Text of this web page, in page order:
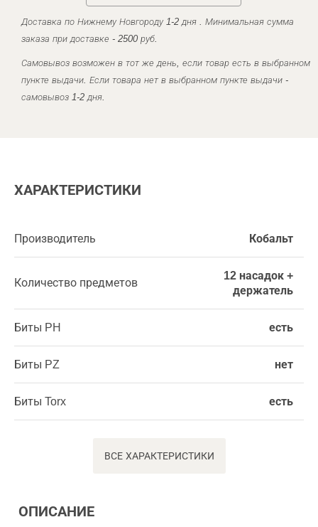
Доставка по Нижнему Новгороду 1-2 дня . Минимальная сумма
заказа при доставке - 2500 руб.
Самовывоз возможен в тот же день, если товар есть в выбранном
пункте выдачи. Если товара нет в выбранном пункте выдачи -
самовывоз 1-2 дня.
ХАРАКТЕРИСТИКИ
Производитель Кобальт
Количество предметов
12 насадок +
держатель
Биты PH есть
Биты PZ нет
Биты Torx есть
ВСЕ ХАРАКТЕРИСТИКИ
ОПИСАНИЕ